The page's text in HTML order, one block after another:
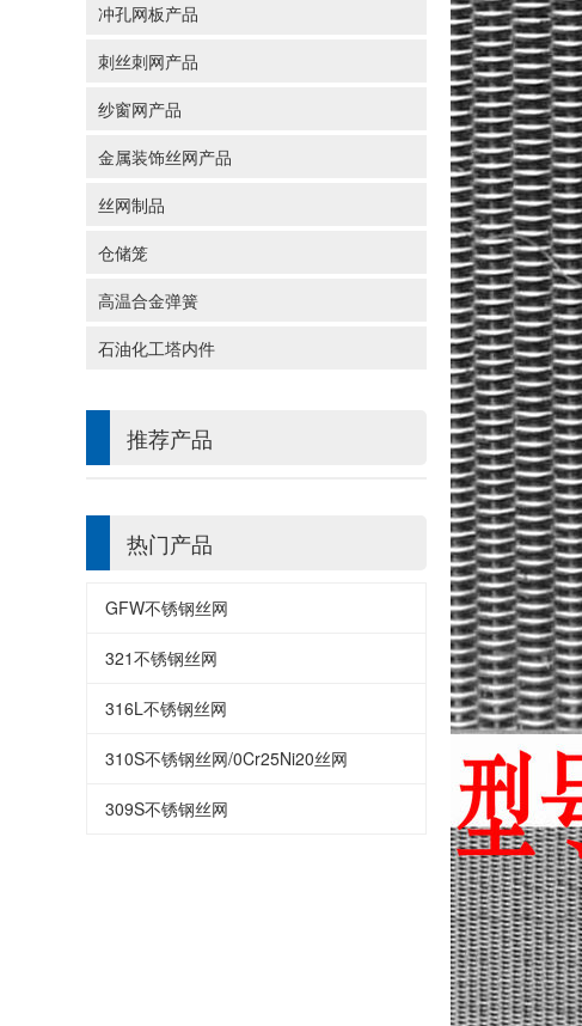
冲孔网板产品
刺丝刺网产品
纱窗网产品
金属装饰丝网产品
丝网制品
仓储笼
高温合金弹簧
石油化工塔内件
推荐产品
热门产品
GFW不锈钢丝网
321不锈钢丝网
316L不锈钢丝网
310S不锈钢丝网/0Cr25Ni20丝网
309S不锈钢丝网